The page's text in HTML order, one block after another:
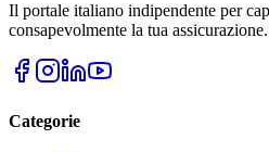
Il portale italiano indipendente per
consapevolmente la tua assicurazione.
Categorie